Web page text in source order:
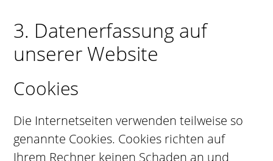
3. Datenerfassung auf
unserer Website
Cookies
Die Internetseiten verwenden teilweise so
genannte Cookies. Cookies richten auf
Ihrem Rechner keinen Schaden an und